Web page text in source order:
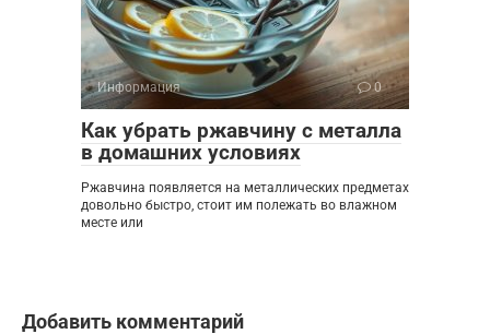
Информация 0
Как убрать ржавчину с металла
в домашних условиях
Ржавчина появляется на металлических предметах
довольно быстро, стоит им полежать во влажном
месте или
Добавить комментарий